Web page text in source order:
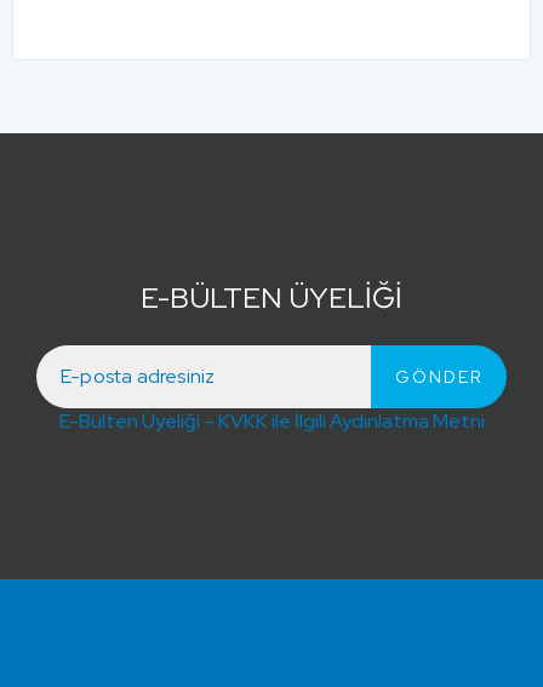
E-BÜLTEN ÜYELİĞİ
E-Bülten Üyeliği – KVKK ile İlgili Aydınlatma Metni